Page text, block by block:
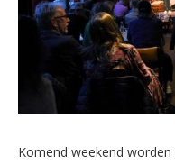
Komend weekend